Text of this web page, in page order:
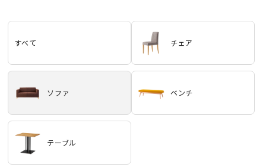
すべて チェア
ソファ ベンチ
テーブル